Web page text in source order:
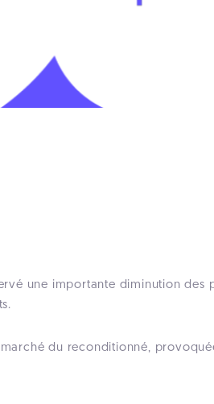
une importante diminution
du reconditionné,